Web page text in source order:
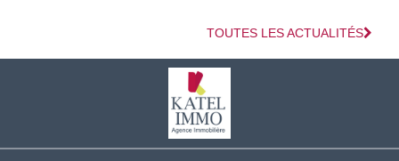
TOUTES LES ACTUALITÉS